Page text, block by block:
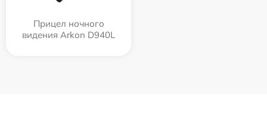
Прицел ночного
видения Arkon D940L